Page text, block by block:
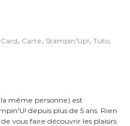
Card, Carte, Stampin'Up!, Tuto,
même personne) est
depuis plus de 5 ans. Rien
vous faire découvrir les plaisirs